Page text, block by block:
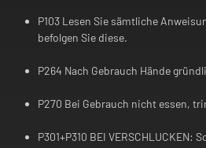
P103 Lesen Sie sämtliche
befolgen Sie diese.
P264 Nach Gebrauch Hände
P270 Bei Gebrauch nicht essen,
P301+P310 BEI VERSCHLUCKEN: